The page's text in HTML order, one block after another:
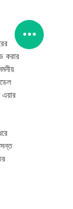
করার
এয়ার